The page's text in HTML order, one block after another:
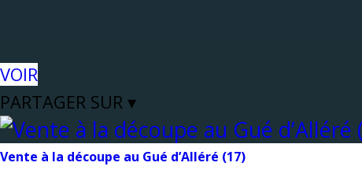
VOIR
PARTAGER SUR ▾
Vente à la découpe au Gué d’Alléré (17)